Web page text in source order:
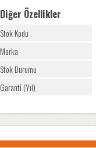
Diğer Özellikler
Stok Kodu
Marka
Stok Durumu
Garanti (Yıl)